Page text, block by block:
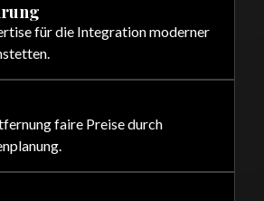
für die Integration moderner
faire Preise durch